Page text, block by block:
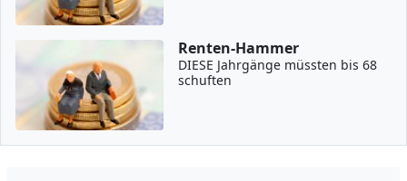
Renten-Hammer
DIESE Jahrgänge müssten bis 68
schuften